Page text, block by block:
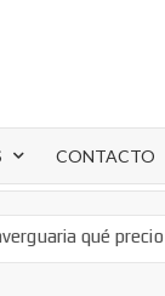
CONTACTO
pagó el fondo